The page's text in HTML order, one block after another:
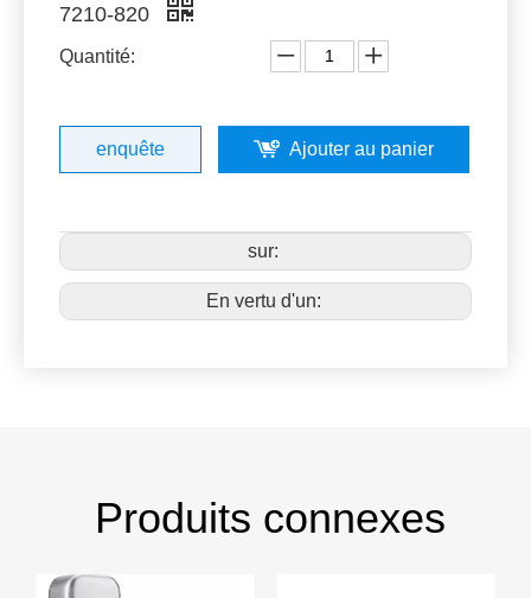
7210-820
Quantité:
enquête Ajouter au panier
sur:
En vertu d'un:
Produits connexes